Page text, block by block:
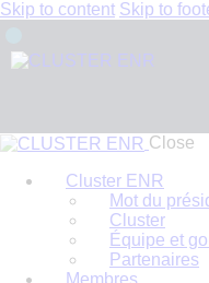
Skip to content Skip to
Close
Cluster ENR
Mot du
Cluster
Équipe et
Partenaires
Membres